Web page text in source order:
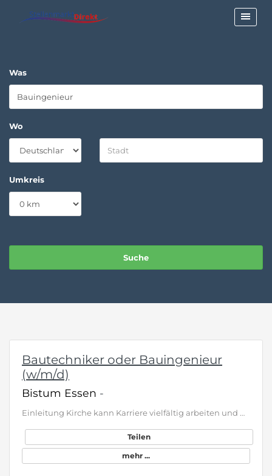
Was
Wo
Umkreis
Bautechniker oder Bauingenieur
(w/m/d)
Bistum Essen -
Einleitung Kirche kann Karriere vielfältig arbeiten und wirken Als großer regionaler Arbeitgeber beschäftigt das Bistum Essen Fach- und Führungskräfte aus über 30 Berufsgruppen. Das Bistum Essen ist u. a. Träger zahlreicher Bildungseinrichtungen wie z. B. Schulen unterschiedlichster Schulformen, Einrichtungen der Jugend-, Erwachsenen- und Familienbildung, Kitas und Kultureinrichtungen. Darüber hinaus steht das Bistum Essen für zahlreiche soziale Einrichtungen in der Region. An seinem Zukunftsbi…
Teilen
mehr ...